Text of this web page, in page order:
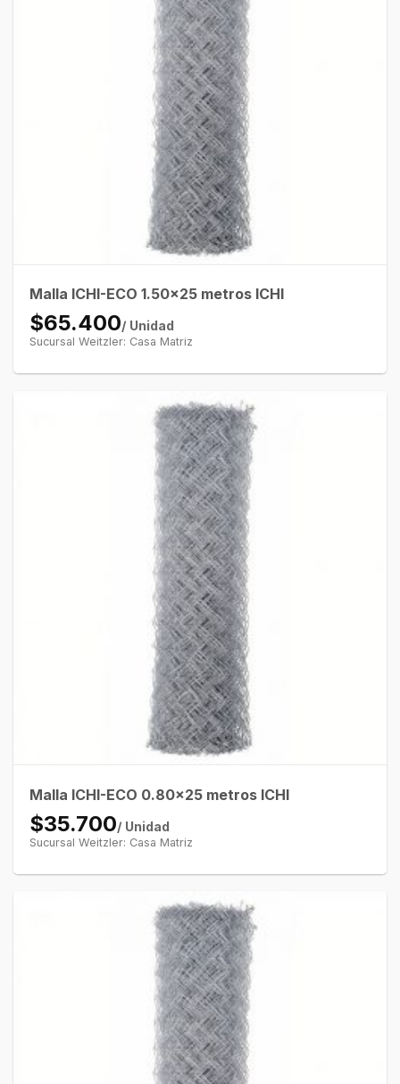
Malla ICHI-ECO 1.50×25 metros ICHI
$65.400/ Unidad
Sucursal Weitzler: Casa Matriz
Malla ICHI-ECO 0.80×25 metros ICHI
$35.700/ Unidad
Sucursal Weitzler: Casa Matriz